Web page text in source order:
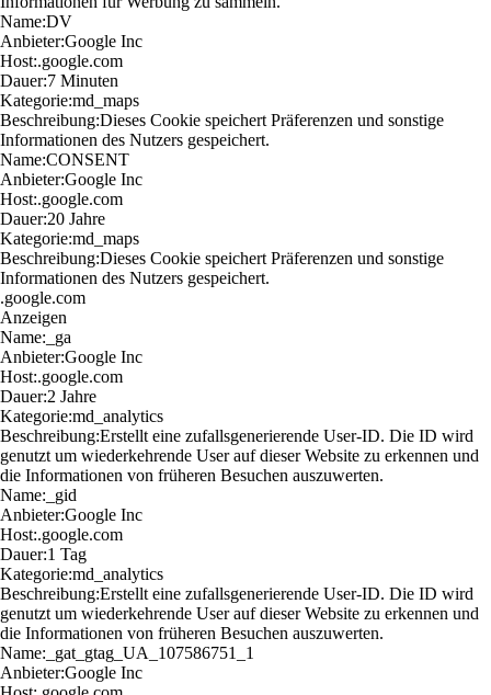
Name:DV
Anbieter:Google Inc
Host:.google.com
Dauer:7 Minuten
Kategorie:md_maps
Beschreibung:Dieses Cookie speichert Präferenzen und sonstige
Informationen des Nutzers gespeichert.
Name:CONSENT
Anbieter:Google Inc
Host:.google.com
Dauer:20 Jahre
Kategorie:md_maps
Beschreibung:Dieses Cookie speichert Präferenzen und sonstige
Informationen des Nutzers gespeichert.
.google.com
Anzeigen
Name: _ga
Anbieter:Google Inc
Host:.google.com
Dauer:2 Jahre
Kategorie:md_analytics
Beschreibung:Erstellt eine zufallsgenerierende User-ID. Die ID wird
genutzt um wiederkehrende User auf dieser Website zu erkennen und
die Informationen von früheren Besuchen auszuwerten.
Name: _gid
Anbieter:Google Inc
Host:.google.com
Dauer:1 Tag
Kategorie:md_analytics
Beschreibung:Erstellt eine zufallsgenerierende User-ID. Die ID wird
genutzt um wiederkehrende User auf dieser Website zu erkennen und
die Informationen von früheren Besuchen auszuwerten.
Name: _gat_gtag_UA_107586751_1
Anbieter:Google Inc